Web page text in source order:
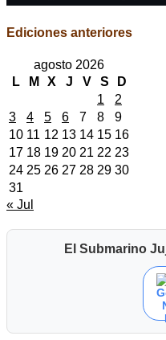
Ediciones anteriores
agosto 2026
L
M X J V S
D
1
2
3
4 5 6 7 8
9
10 11 12 13 14 15 16
17 18 19 20 21 22 23
24 25 26 27 28 29 30
31
« Jul
El Submarino